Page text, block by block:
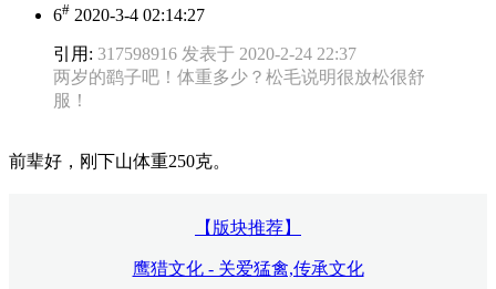
6# 2020-3-4 02:14:27
引用: 317598916 发表于 2020-2-24 22:37
两岁的鹞子吧！体重多少？松毛说明很放松很舒
服！
前辈好，刚下山体重250克。
【版块推荐】
鹰猎文化 - 关爱猛禽,传承文化